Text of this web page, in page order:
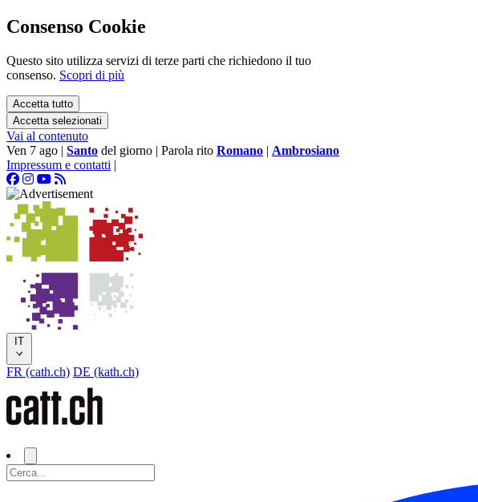
Consenso Cookie
Questo sito utilizza servizi di terze parti che richiedono il tuo
consenso. Scopri di più
Accetta tutto
Accetta selezionati
Vai al contenuto
Ven 7 ago | Santo del giorno | Parola rito Romano | Ambrosiano
Impressum e contatti |
IT
FR (cath.ch) DE (kath.ch)